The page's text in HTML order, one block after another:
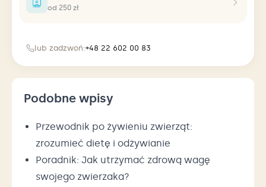
od 250 zł
lub zadzwoń:+48 22 602 00 83
Podobne wpisy
Przewodnik po żywieniu zwierząt:
zrozumieć dietę i odżywianie
Poradnik: Jak utrzymać zdrową wagę
swojego zwierzaka?